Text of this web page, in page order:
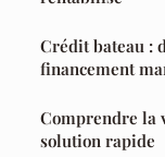
Crédit bateau :
financement
Comprendre la
solution rapide